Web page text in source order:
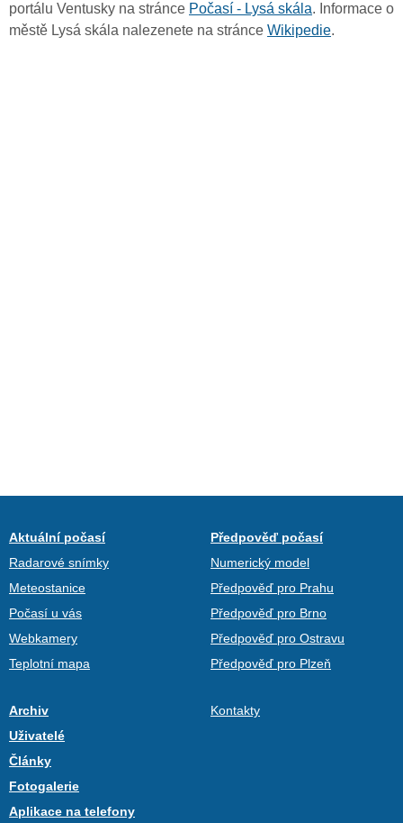
portálu Ventusky na stránce Počasí - Lysá skála. Informace o
městě Lysá skála nalezenete na stránce Wikipedie.
Aktuální počasí
Radarové snímky
Meteostanice
Počasí u vás
Webkamery
Teplotní mapa
Předpověď počasí
Numerický model
Předpověď pro Prahu
Předpověď pro Brno
Předpověď pro Ostravu
Předpověď pro Plzeň
Archiv
Uživatelé
Články
Fotogalerie
Aplikace na telefony
Kontakty